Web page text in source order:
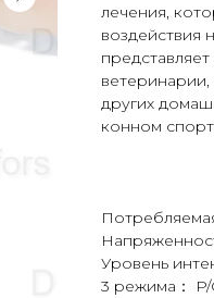
лечения,
воздействия
других
конном
Уровень
3 режима： P/